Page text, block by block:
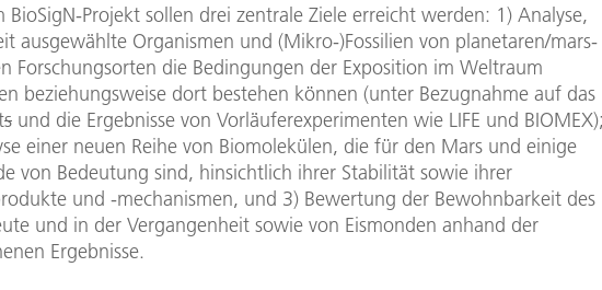
BioSigN-Projekt sollen drei zentrale Ziele erreicht werden: 1) Analyse,
ausgewählte Organismen und (Mikro-)Fossilien von planetaren/mars-
Forschungsorten die Bedingungen der Exposition im Weltraum
beziehungsweise dort bestehen können (unter Bezugnahme auf das
s und die Ergebnisse von Vorläuferexperimenten wie LIFE und BIOMEX);
einer neuen Reihe von Biomolekülen, die für den Mars und einige
von Bedeutung sind, hinsichtlich ihrer Stabilität sowie ihrer
und -mechanismen, und 3) Bewertung der Bewohnbarkeit des
und in der Vergangenheit sowie von Eismonden anhand der
Ergebnisse.